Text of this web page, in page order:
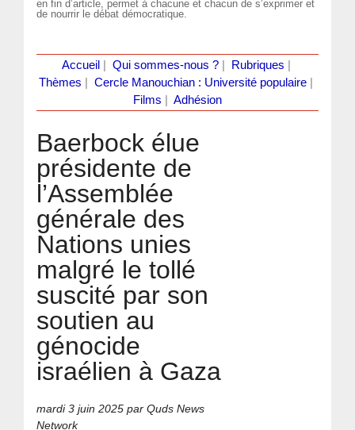
en fin d’article, permet à chacune et chacun de s’exprimer et
de nourrir le débat démocratique.
Accueil Qui sommes-nous ?| Rubriques
Thèmes
Cercle Manouchian : Université populaire
Films
Adhésion
Baerbock élue
présidente de
l’Assemblée
générale des
Nations unies
malgré le tollé
suscité par son
soutien au
génocide
israélien à Gaza
mardi 3 juin 2025 par Quds News
Network